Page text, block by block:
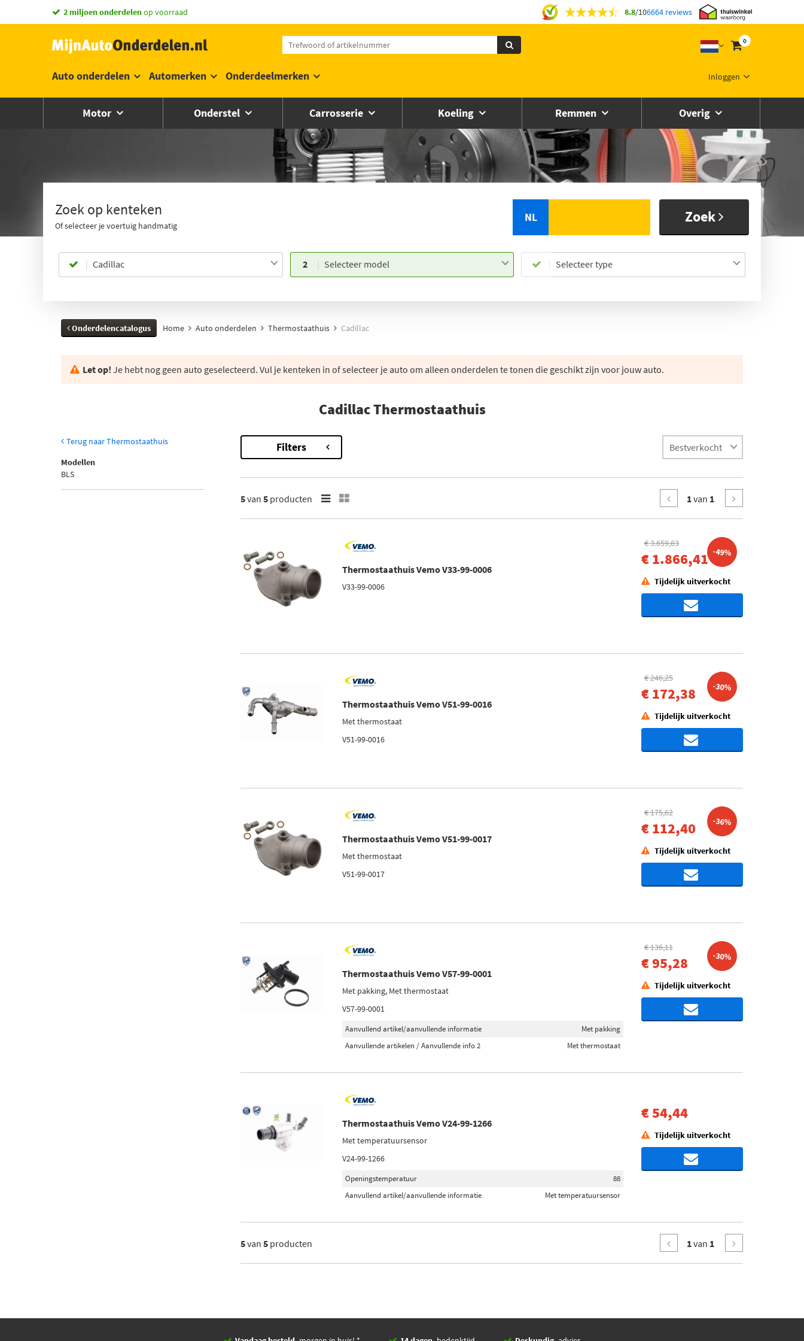
2 miljoen onderdelenop voorraad 8.8/106664 reviews
0
Inloggen
Auto onderdelen Automerken Onderdeelmerken
Motor Onderstel Carrosserie Koeling Remmen Overig
Zoek op kenteken
Of selecteer je voertuig handmatig
NL Zoek
Cadillac 2 Selecteer model Selecteer type
Onderdelencatalogus Home Auto onderdelen Thermostaathuis Cadillac
Let op! Je hebt nog geen auto geselecteerd. Vul je kenteken in of selecteer je auto om alleen onderdelen te tonen die geschikt zijn voor jouw auto.
Cadillac Thermostaathuis
Terug naar Thermostaathuis
Modellen
BLS
Filters
5van 5 producten 1van 1
Thermostaathuis Vemo V33-99-0006
V33-99-0006
€ 3.659,63
€ 1.866,41 -49%
Tijdelijk uitverkocht
Thermostaathuis Vemo V51-99-0016
Met thermostaat
V51-99-0016
€ 246,25
€ 172,38 -30%
Tijdelijk uitverkocht
Thermostaathuis Vemo V51-99-0017
Met thermostaat
V51-99-0017
€ 175,62
€ 112,40 -36%
Tijdelijk uitverkocht
Thermostaathuis Vemo V57-99-0001
Met pakking, Met thermostaat
V57-99-0001
Aanvullend artikel/aanvullende informatie
Met pakking
Aanvullende artikelen / Aanvullende info 2
Met thermostaat
€ 136,11
€ 95,28 -30%
Tijdelijk uitverkocht
Thermostaathuis Vemo V24-99-1266
Met temperatuursensor
V24-99-1266
Openingstemperatuur
88
Aanvullend artikel/aanvullende informatie
Met temperatuursensor
€ 54,44
Tijdelijk uitverkocht
5van 5 producten 1van 1